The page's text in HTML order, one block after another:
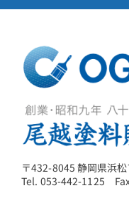
〒432-8045 静岡県浜
Tel. 053-442-1125